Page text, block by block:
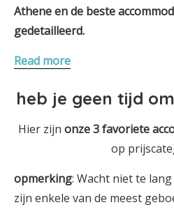
Athene en de beste
gedetailleerd.
Read more
heb je geen tijd
Hier zijn onze 3favoriete
op
opmerking: Wacht niet te
zijn enkele van de meest